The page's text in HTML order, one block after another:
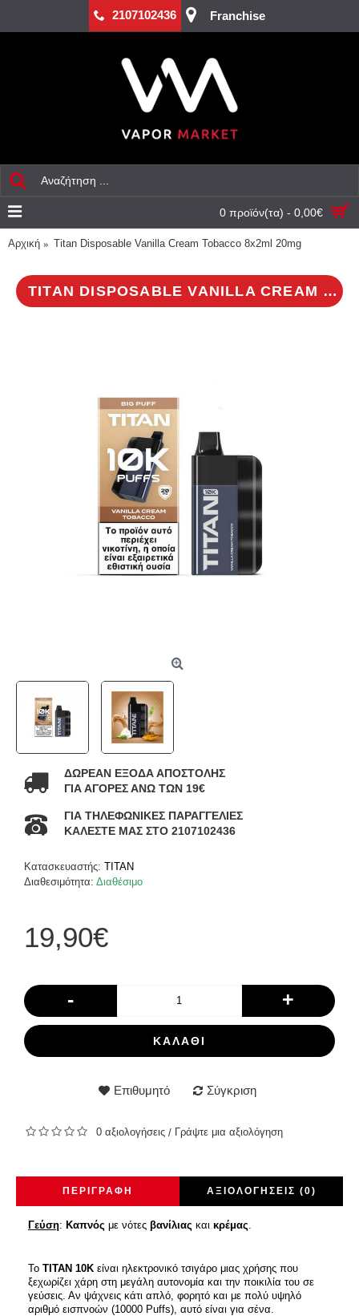
2107102436 Franchise
0 προϊόν(τα) - 0,00€
Αρχική Titan Disposable Vanilla Cream Tobacco 8x2ml 20mg
TITAN DISPOSABLE VANILLA CREAM TOBACCO 8X2ML 20MG
ΔΩΡΕΑΝ ΕΞΟΔΑ ΑΠΟΣΤΟΛΗΣ
ΓΙΑ ΑΓΟΡΕΣ ΑΝΩ ΤΩΝ 19€
ΓΙΑ ΤΗΛΕΦΩΝΙΚΕΣ ΠΑΡΑΓΓΕΛΙΕΣ
ΚΑΛΕΣΤΕ ΜΑΣ ΣΤΟ 2107102436
Κατασκευαστής: TITAN
Διαθεσιμότητα: Διαθέσιμο
19,90€
- +
ΚΑΛΆΘΙ
Επιθυμητό Σύγκριση
0 αξιολογήσεις / Γράψτε μια αξιολόγηση
ΠΕΡΙΓΡΑΦΉ ΑΞΙΟΛΟΓΉΣΕΙΣ (0)
Γεύση: Καπνός με νότες βανίλιας και κρέμας
Το TITAN 10K είναι ηλεκτρονικό τσιγάρο μιας χρήσης που
ξεχωρίζει χάρη στη μεγάλη αυτονομία και την ποικιλία του σε
γεύσεις. Αν ψάχνεις κάτι απλό, φορητό και με πολύ υψηλό
αριθμό εισπνοών (10000 Puffs), αυτό είναι για σένα.